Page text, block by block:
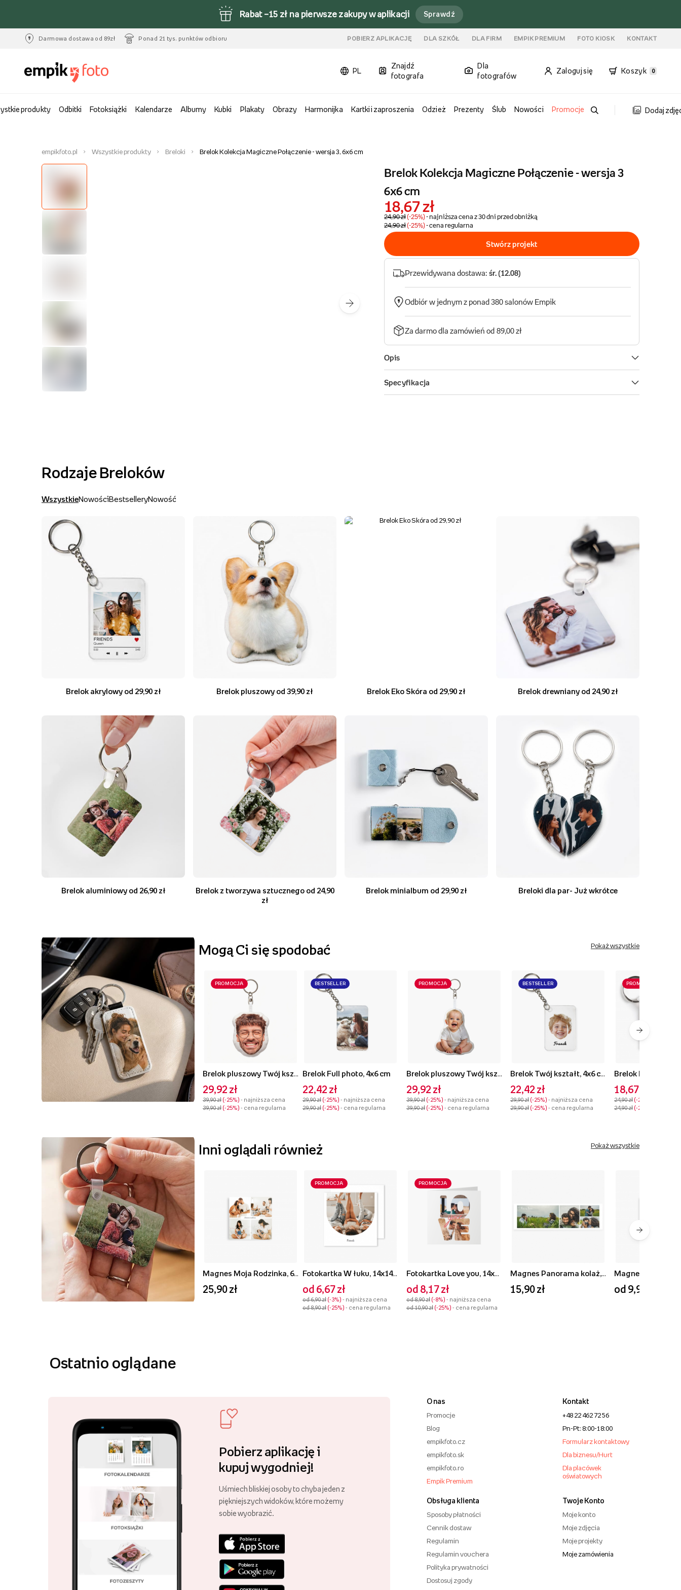
Rabat –15 zł na pierwsze zakupy w aplikacji Sprawdź
Darmowa dostawa od 89zł Ponad 21 tys. punktów odbioru POBIERZ APLIKACJĘ DLA SZKÓŁ DLA FIRM EMPIK PREMIUM FOTO KIOSK KONTAKT
PL
Znajdź
fotografa
Dla
fotografów
Zaloguj się Koszyk 0
produkty Odbitki Fotoksiążki Kalendarze Albumy Kubki Plakaty Obrazy Harmonijka Kartki i zaproszenia Odzież Prezenty Ślub Nowości Promocje Dodaj
empikfoto.pl Wszystkie produkty Breloki Brelok Kolekcja Magiczne Połączenie - wersja 3, 6x6 cm
Rodzaje Breloków
WszystkieNowościBestselleryNowość
Brelok akrylowy od 29,90 zł Brelok pluszowy od 39,90 zł Brelok Eko Skóra od 29,90 zł Brelok drewniany od 24,90 zł
Brelok aluminiowy od 26,90 zł
Brelok z tworzywa sztucznego od 24,90
zł
Brelok minialbum od 29,90 zł Breloki dla par- Już wkrótce
Mogą Ci się spodobać Pokaż wszystkie
PROMOCJA
29,92 zł
39,90 zł -25% - najniższa cena
39,90 zł -25% - cena regularna
BESTSELLER
Brelok Full photo, 4x6 cm
22,42 zł
29,90 zł -25% - najniższa cena
29,90 zł -25% - cena regularna
PROMOCJA
29,92 zł
39,90 zł -25% - najniższa cena
39,90 zł -25% - cena regularna
BESTSELLER
22,42 zł
29,90 zł -25% - najniższa cena
29,90 zł -25% - cena regularna
PROMOCJA
18,67 zł
24,90 zł -25%
24,90 zł -25%
Inni oglądali również Pokaż wszystkie
Magnes Moja Rodzinka, 6x6 cm
25,90 zł
PROMOCJA
Fotokartka W łuku, 14x14 cm
od 6,67 zł
od 6,90 zł -3% - najniższa cena
od 8,90 zł -25% - cena regularna
PROMOCJA
od 8,17 zł
od 8,90 zł -8% - najniższa cena
od 10,90 zł -25% - cena regularna
15,90 zł od 9,90 zł
Ostatnio oglądane
Pobierz aplikację i
kupuj wygodniej!
Uśmiech bliskiej osoby to chyba jeden z
piękniejszych widoków, które możemy
sobie wyobrazić.
O nas
Promocje
Blog
empikfoto.cz
empikfoto.sk
empikfoto.ro
Empik Premium
Obsługa klienta
Sposoby płatności
Cennik dostaw
Regulamin
Regulamin vouchera
Polityka prywatności
Dostosuj zgody
Kontakt
+48 22 462 72 56
Pn-Pt: 8:00-18:00
Formularz kontaktowy
Dla biznesu/Hurt
Dla placówek
oświatowych
Twoje Konto
Moje konto
Moje zdjęcia
Moje projekty
Moje zamówienia